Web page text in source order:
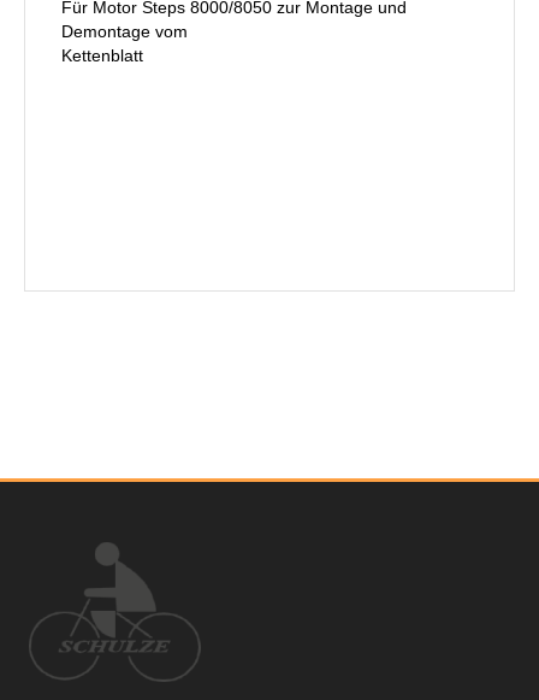
Für Motor Steps 8000/8050 zur Montage und
Demontage vom
Kettenblatt